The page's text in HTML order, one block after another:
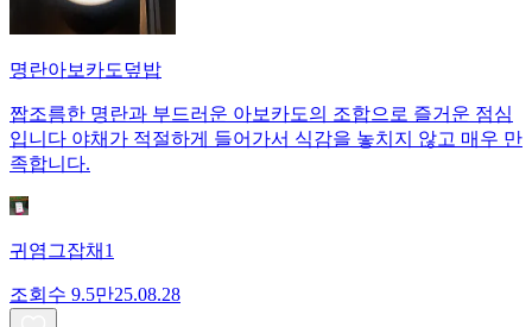
명란아보카도덮밥
짭조름한 명란과 부드러운 아보카도의 조합으로 즐거운 점심
입니다 야채가 적절하게 들어가서 식감을 놓치지 않고 매우 만
족합니다.
귀염그잡채1
조회수 9.5만25.08.28